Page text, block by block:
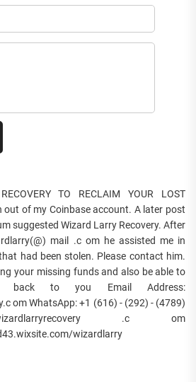
TO RECLAIM YOUR LOST
out of my Coinbase account. A later post
suggested Wizard Larry Recovery. After
mail .c om he assisted me in
had been stolen. Please contact him.
your missing funds and also be able to
back to you Email Address:
om WhatsApp: +1 (616) - (292) - (4789)
.c om
wizardlarry